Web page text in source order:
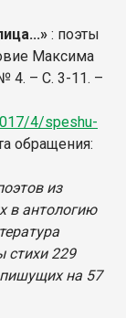
: поэты
Максима
4. – С. 3-11. –
4/speshu-
обращения:
из
в антологию
стихи 229
на 57